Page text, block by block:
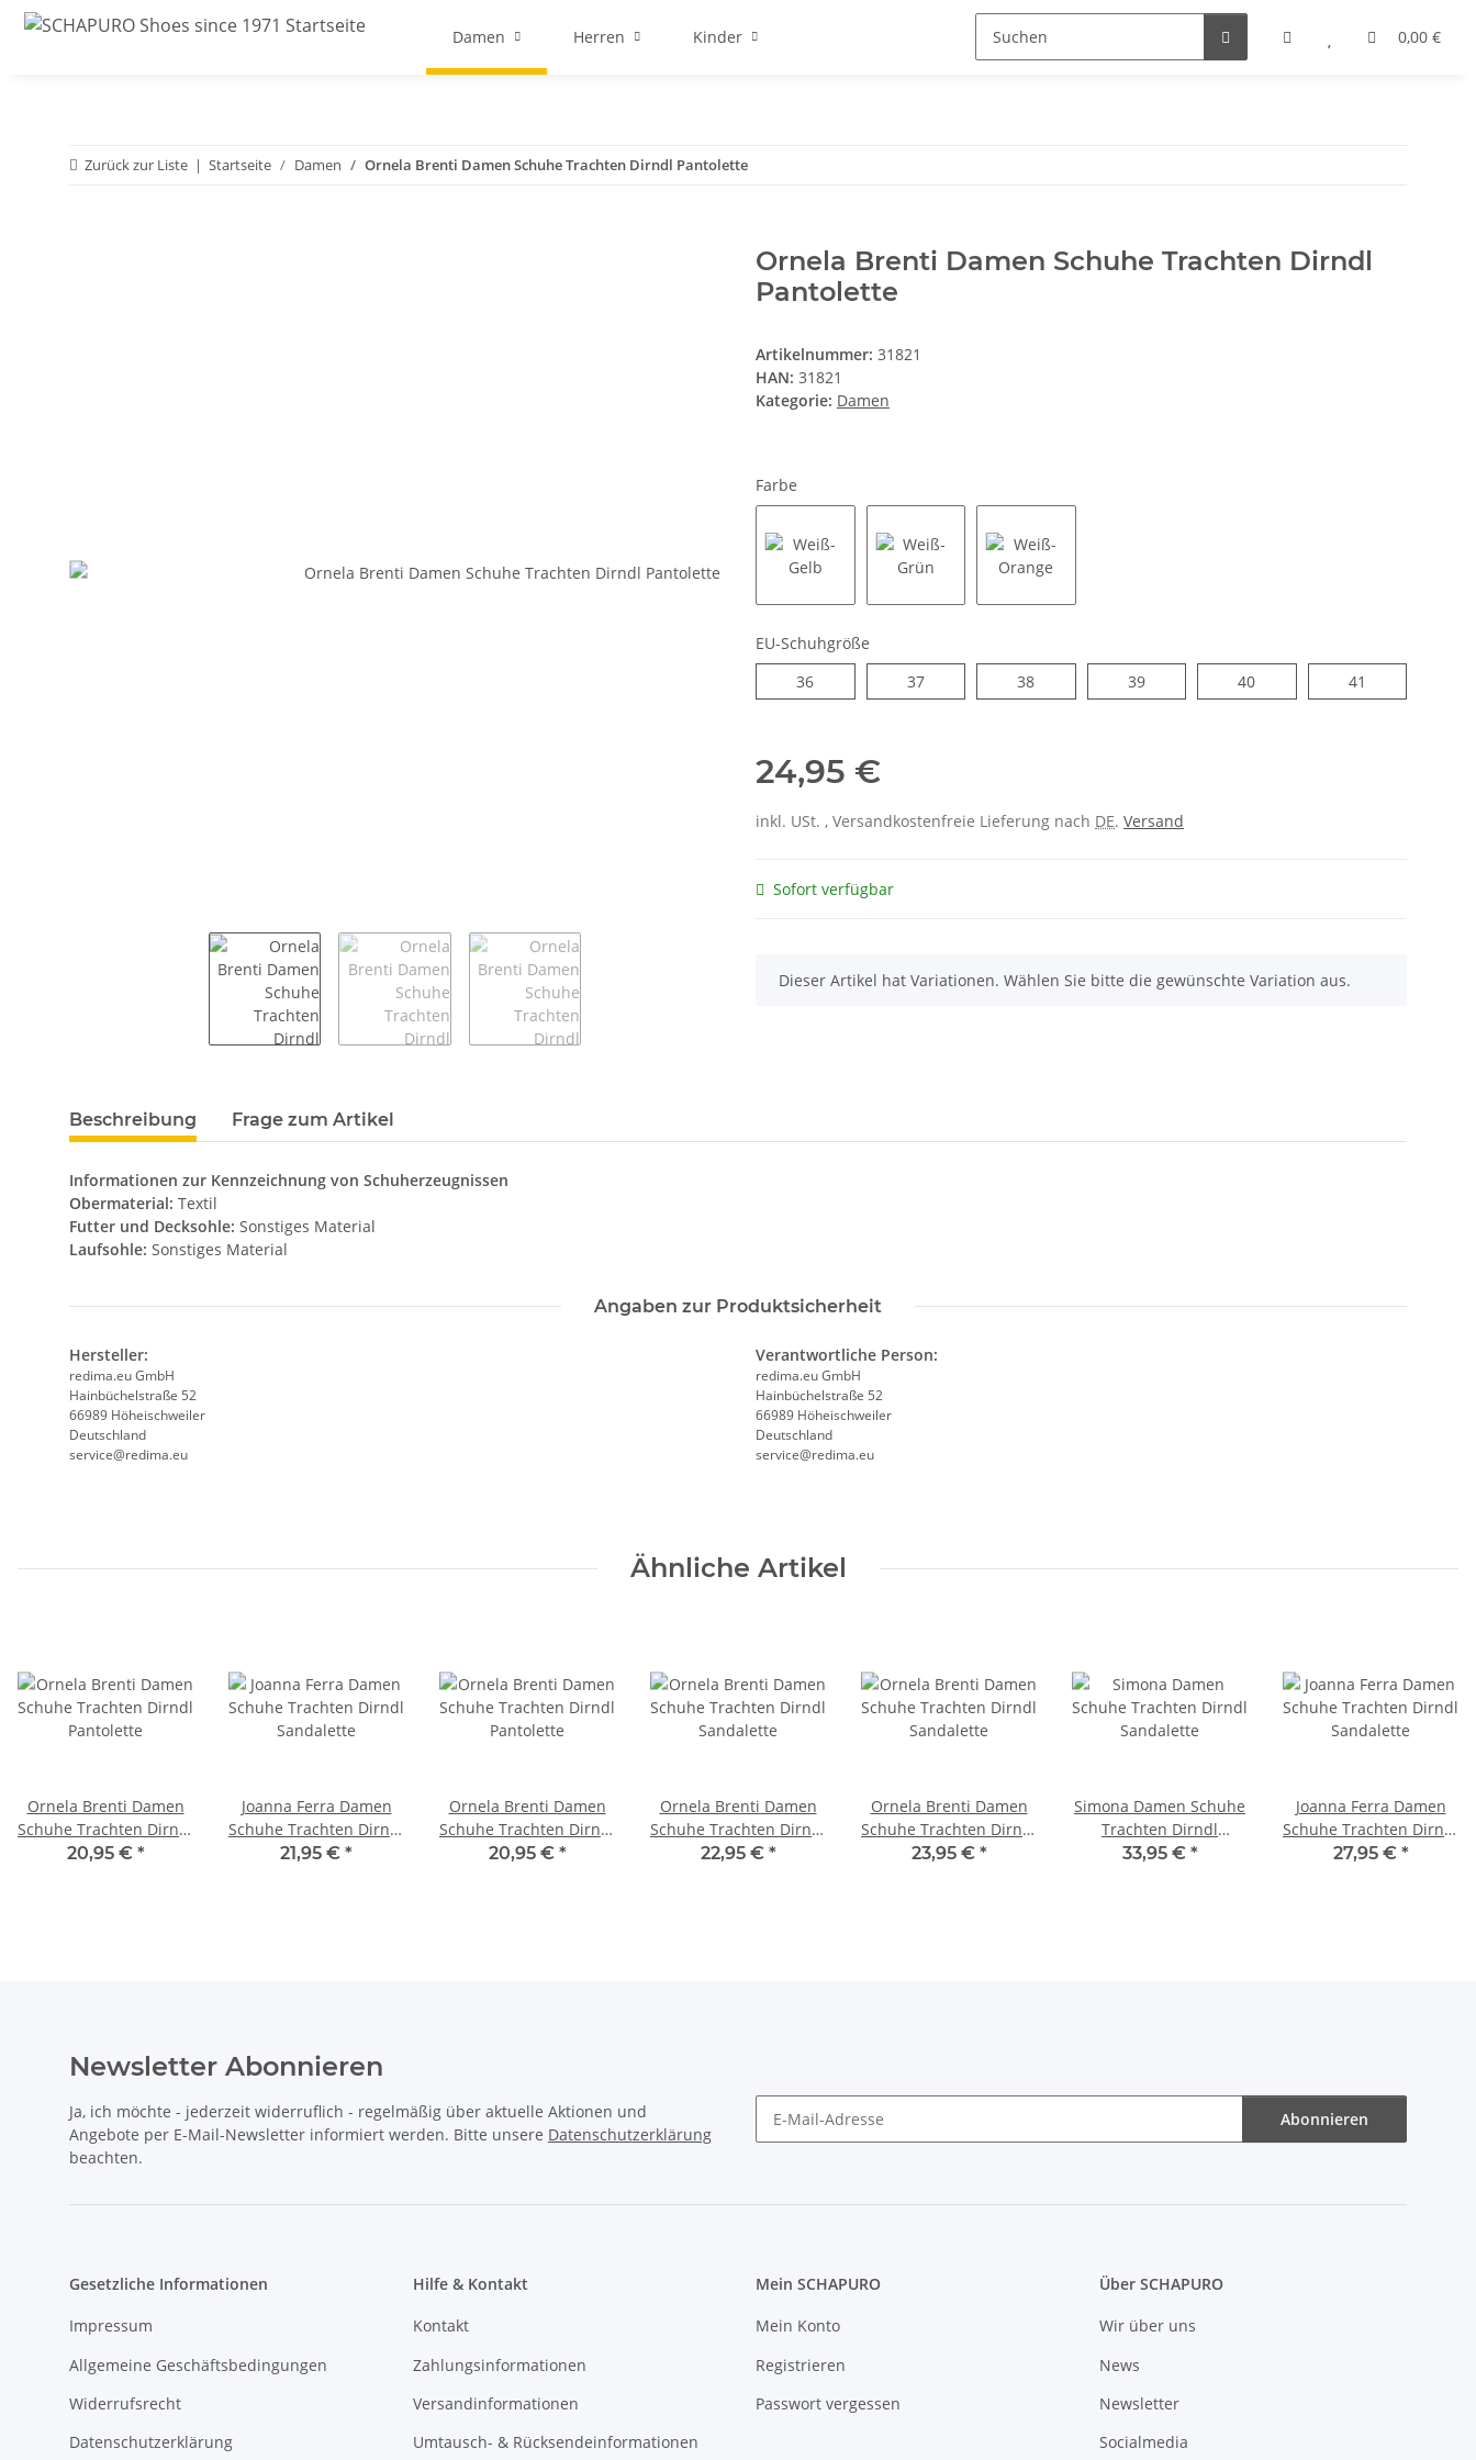
0,00 €
Damen Herren Kinder
Zurück zur Liste Startseite Damen Ornela Brenti Damen Schuhe Trachten Dirndl Pantolette
Ornela Brenti Damen Schuhe Trachten Dirndl
Pantolette
Artikelnummer: 31821
HAN: 31821
Kategorie: Damen
Farbe
EU-Schuhgröße
3636 3737 3838 3939 4040 41
24,95 €
inkl. USt. , Versandkostenfreie Lieferung nach DE. Versand
Sofort verfügbar
x
Dieser Artikel hat Variationen. Wählen Sie bitte die gewünschte Variation aus.
weitere Registerkarten anzeigen
Beschreibung Frage zum Artikel
Informationen zur Kennzeichnung von Schuherzeugnissen
Obermaterial: Textil
Futter und Decksohle: Sonstiges Material
Laufsohle: Sonstiges Material
Angaben zur Produktsicherheit
Hersteller:
redima.eu GmbH
Hainbüchelstraße 52
66989 Höheischweiler
Deutschland
service@redima.eu
Verantwortliche Person:
redima.eu GmbH
Hainbüchelstraße 52
66989 Höheischweiler
Deutschland
service@redima.eu
Ähnliche Artikel
Ornela Brenti Damen
Schuhe Trachten Dirndl
Pantolette
20,95 € *
Joanna Ferra Damen
Schuhe Trachten Dirndl
Sandalette
21,95 € *
Ornela Brenti Damen
Schuhe Trachten Dirndl
Pantolette
20,95 € *
Ornela Brenti Damen
Schuhe Trachten Dirndl
Sandalette
22,95 € *
Ornela Brenti Damen
Schuhe Trachten Dirndl
Sandalette
23,95 € *
Simona Damen Schuhe
Trachten Dirndl
Sandalette
33,95 € *
Joanna Ferra Damen
Schuhe Trachten Dirndl
Sandalette
27,95 € *
Newsletter Abonnieren
Ja, ich möchte - jederzeit widerruflich - regelmäßig über aktuelle Aktionen und
Angebote per E-Mail-Newsletter informiert werden. Bitte unsere Datenschutzerklärung
beachten.
Abonnieren
Gesetzliche Informationen
Impressum
Allgemeine Geschäftsbedingungen
Widerrufsrecht
Datenschutzerklärung
Hilfe & Kontakt
Kontakt
Zahlungsinformationen
Versandinformationen
Umtausch- & Rücksendeinformationen
Mein SCHAPURO
Mein Konto
Registrieren
Passwort vergessen
Über SCHAPURO
Wir über uns
News
Newsletter
Socialmedia